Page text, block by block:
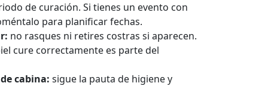
de curación. Si tienes un evento con
para planificar fechas.
no rasques ni retires costras si aparecen.
cure correctamente es parte del
cabina: sigue la pauta de higiene y